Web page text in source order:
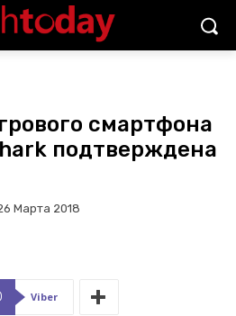
смартфона
подтверждена
Марта 2018
Viber